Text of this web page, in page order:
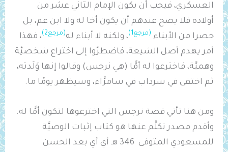
العسكري، فيجب أن يكون الإمام الثاني عشر من
أولاده فلا يصح عندهم أن يكون أخا له ولا ابن عم، بل
حصرا من الأبناء (مرجع1) ، ولكنه لا أبناء له(مرجع2)
، فهذا
أمر يهدم أصل الشيعة، فاضطرّوا إلى اختراع شخصيَّة
وهميَّة، فاخترعوا له أمًّا (هي نرجس) وقالوا إنها وَلَدته،
ثم اختفى في سرداب في سامرَّاء، وسيظهر يومًا ما.
ومن هنا تأتي قصة نرجس التي اخترعوها لتكون أمًّا له.
وأقدم مصدر تكلَّم عنها هو كتاب إثبات الوصيَّة
للمسعودي المتوفى 346 هـ أي أي بعد الحسن